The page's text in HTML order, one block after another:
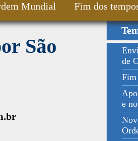
Mundial Fim dos
São
de
Fim
e